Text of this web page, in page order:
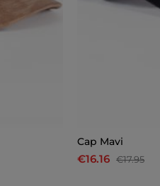
Cap Mavi
€16.16 €17.95